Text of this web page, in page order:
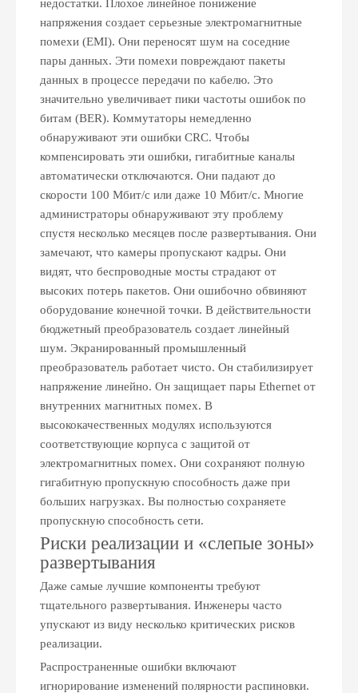
недостатки. Плохое линейное понижение
напряжения создает серьезные электромагнитные
помехи (EMI). Они переносят шум на соседние
пары данных. Эти помехи повреждают пакеты
данных в процессе передачи по кабелю. Это
значительно увеличивает пики частоты ошибок по
битам (BER). Коммутаторы немедленно
обнаруживают эти ошибки CRC. Чтобы
компенсировать эти ошибки, гигабитные каналы
автоматически отключаются. Они падают до
скорости 100 Мбит/с или даже 10 Мбит/с. Многие
администраторы обнаруживают эту проблему
спустя несколько месяцев после развертывания. Они
замечают, что камеры пропускают кадры. Они
видят, что беспроводные мосты страдают от
высоких потерь пакетов. Они ошибочно обвиняют
оборудование конечной точки. В действительности
бюджетный преобразователь создает линейный
шум. Экранированный промышленный
преобразователь работает чисто. Он стабилизирует
напряжение линейно. Он защищает пары Ethernet от
внутренних магнитных помех. В
высококачественных модулях используются
соответствующие корпуса с защитой от
электромагнитных помех. Они сохраняют полную
гигабитную пропускную способность даже при
больших нагрузках. Вы полностью сохраняете
пропускную способность сети.
Риски реализации и «слепые зоны»
развертывания
Даже самые лучшие компоненты требуют
тщательного развертывания. Инженеры часто
упускают из виду несколько критических рисков
реализации.
Распространенные ошибки включают
игнорирование изменений полярности распиновки.